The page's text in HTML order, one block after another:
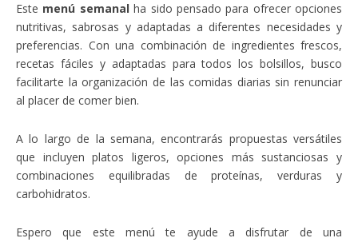
Este menú semanalha sido pensado para ofrecer opciones
nutritivas, sabrosas y adaptadas a diferentes necesidades y
preferencias. Con una combinación de ingredientes frescos,
recetas fáciles y adaptadas para todos los bolsillos, busco
facilitarte la organización de las comidas diarias sin renunciar
al placer de comer bien.
A lo largo de la semana, encontrarás propuestas versátiles
que incluyen platos ligeros, opciones más sustanciosas y
combinaciones equilibradas de proteínas, verduras y
carbohidratos.
Espero que este menú te ayude a disfrutar de una